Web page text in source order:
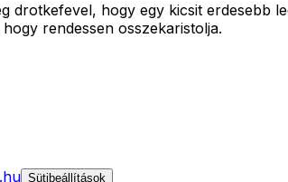
drotkefevel, hogy egy kicsit erdesebb
rendessen osszekaristolja.
Sütibeállítások